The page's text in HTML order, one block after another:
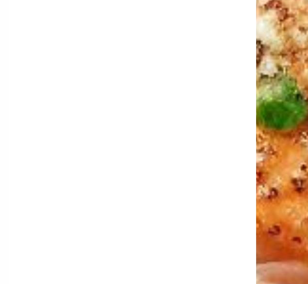
Que diriez-vous
Imaginez la puissance de l’Intelligence
simplement mieux manger. Découvrez
avec un